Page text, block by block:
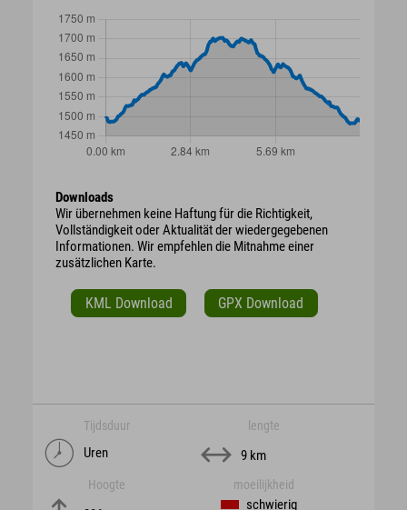
Downloads
Wir übernehmen keine Haftung für die Richtigkeit,
Vollständigkeit oder Aktualität der wiedergegebenen
Informationen. Wir empfehlen die Mitnahme einer
zusätzlichen Karte.
KML Download GPX Download
Tijdsduur
Uren
lengte
9 km
Hoogte moeilijkheid
schwierig